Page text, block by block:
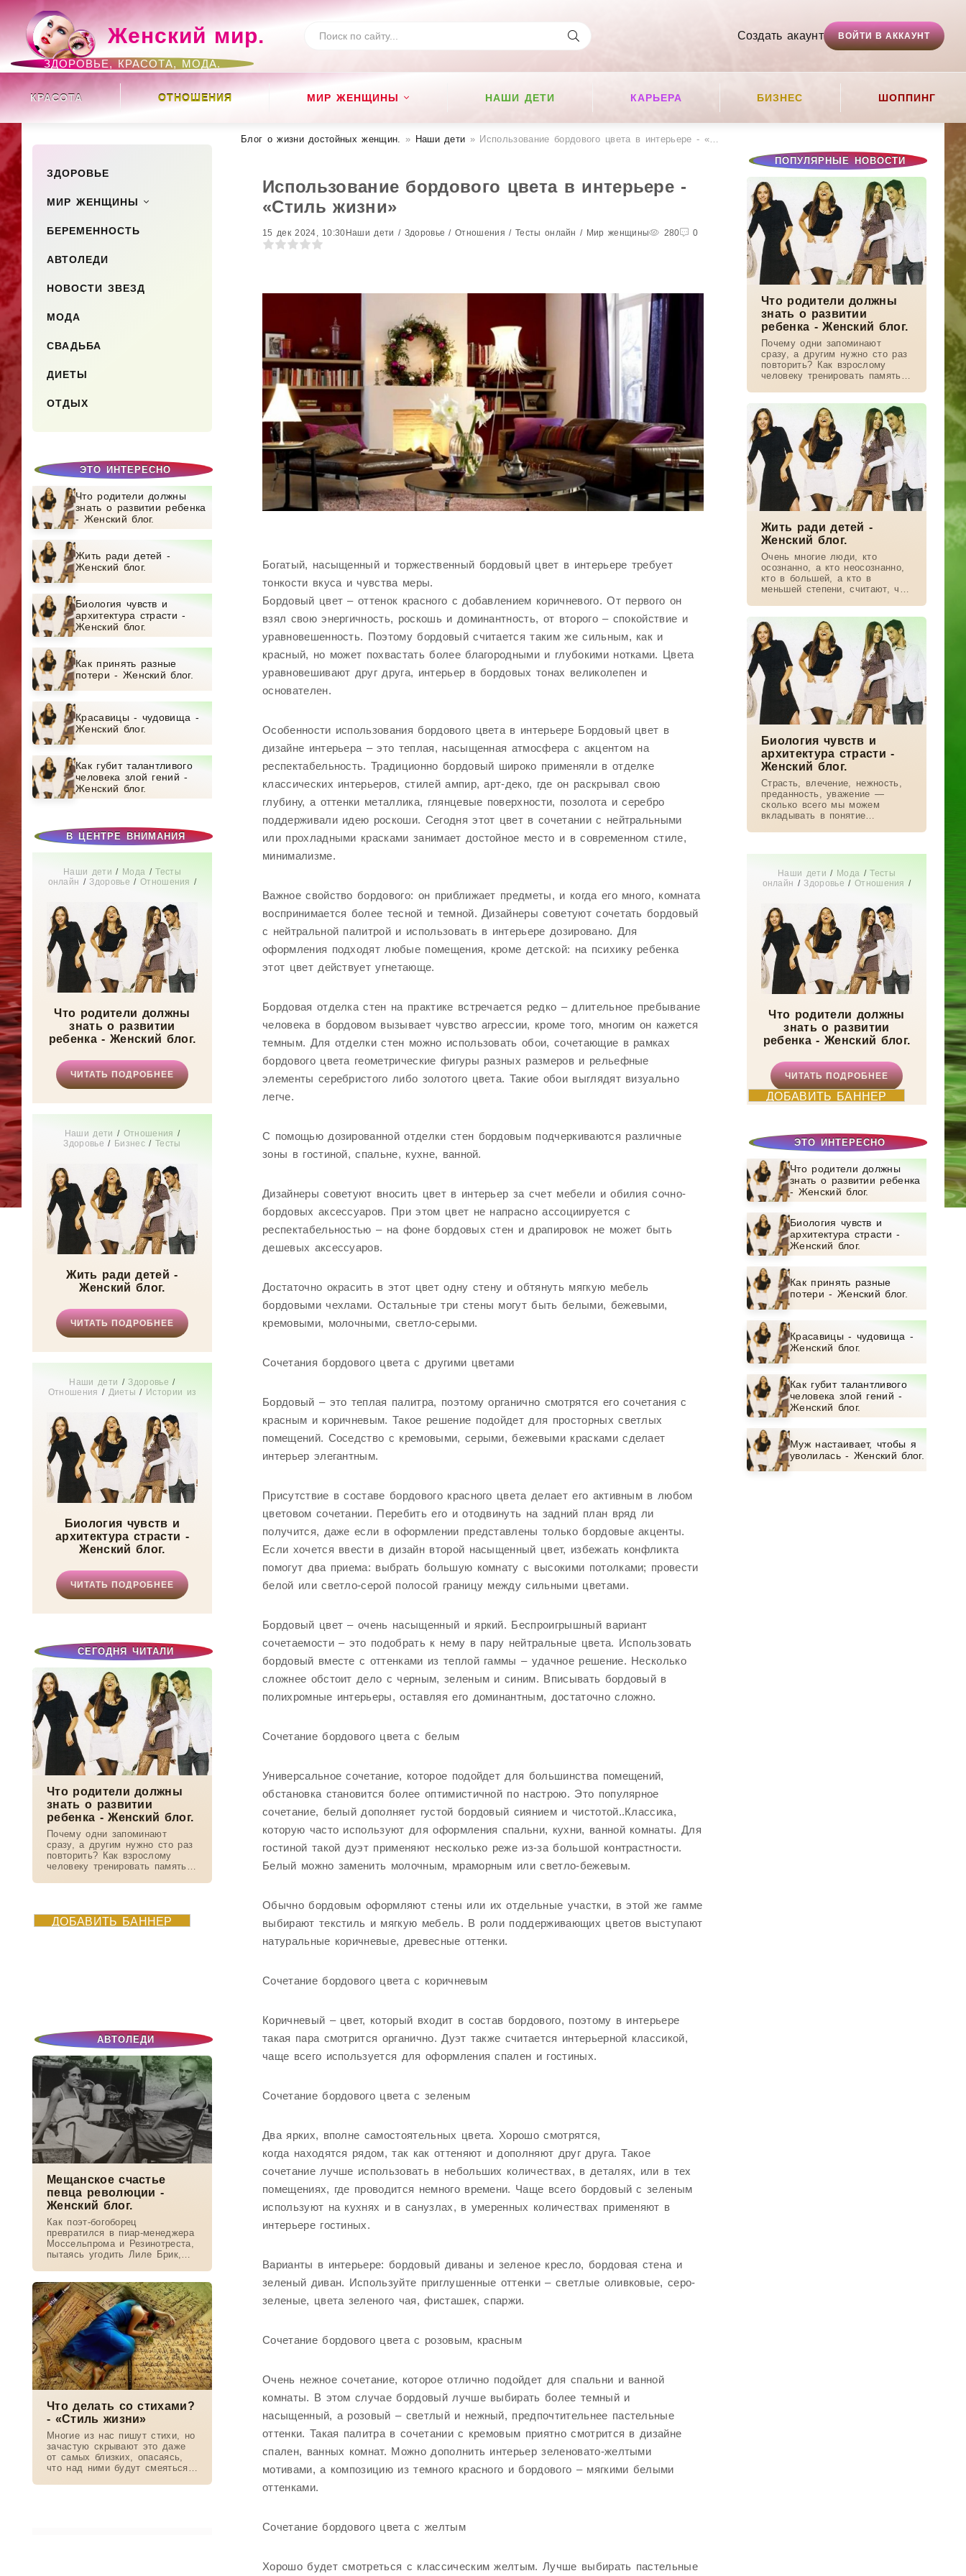
Женский мир.
ЗДОРОВЬЕ, КРАСОТА, МОДА.
Создать акаунт ВОЙТИ В АККАУНТ
КРАСОТА ОТНОШЕНИЯ МИР ЖЕНЩИНЫ НАШИ ДЕТИ КАРЬЕРА БИЗНЕС ШОППИНГ
ЗДОРОВЬЕ
МИР ЖЕНЩИНЫ
БЕРЕМЕННОСТЬ
АВТОЛЕДИ
НОВОСТИ ЗВЕЗД
МОДА
СВАДЬБА
ДИЕТЫ
ОТДЫХ
ЭТО ИНТЕРЕСНО
Что родители должны
знать о развитии ребенка
- Женский блог.
Жить ради детей -
Женский блог.
Биология чувств и
архитектура страсти -
Женский блог.
Как принять разные
потери - Женский блог.
Красавицы - чудовища -
Женский блог.
Как губит талантливого
человека злой гений -
Женский блог.
В ЦЕНТРЕ ВНИМАНИЯ
Наши дети / Мода /Тесты
онлайн /Здоровье / Отношения /
Мир женщины
Свадьба
/Беременность/
Увлечения
/Истории из жизни
Красота
Что родители должны
знать о развитии
ребенка - Женский блог.
ЧИТАТЬ ПОДРОБНЕЕ
Наши дети / Отношения /
Здоровье / Бизнес/ Тесты
Мир женщины
Жить ради детей -
Женский блог.
ЧИТАТЬ ПОДРОБНЕЕ
Наши дети /Здоровье /
Отношения / Диеты / Истории из
Биология чувств и
архитектура страсти -
Женский блог.
ЧИТАТЬ ПОДРОБНЕЕ
СЕГОДНЯ ЧИТАЛИ
Что родители должны
знать о развитии
ребенка - Женский блог.
Почему одни запоминают
сразу, а другим нужно сто раз
повторить? Как взрослому
человеку тренировать память?
ДОБАВИТЬ БАННЕР
АВТОЛЕДИ
Мещанское счастье
певца революции -
Женский блог.
Как поэт-богоборец
превратился в пиар-менеджера
Моссельпрома и Резинотреста,
пытаясь угодить Лиле Брик,
стал советским буржуа, а не
вторым
Что делать со стихами?
- «Стиль жизни»
Многие из нас пишут стихи, но
зачастую скрывают это даже
от самых близких, опасаясь,
что над ними будут смеяться
Блог о жизни достойных женщин​. » Наши дети » Использование бордового цвета в интерьере - «Стиль жизни»
Использование бордового цвета в интерьере -
«Стиль жизни»
15 дек 2024, 10:30 Наши дети / Здоровье / Отношения / Тесты онлайн / Мир женщины 280
0
Богатый, насыщенный и торжественный бордовый цвет в интерьере требует
тонкости вкуса и чувства меры.
Бордовый цвет – оттенок красного с добавлением коричневого. От первого он
взял свою энергичность, роскошь и доминантность, от второго – спокойствие и
уравновешенность. Поэтому бордовый считается таким же сильным, как и
красный, но может похвастать более благородными и глубокими нотками. Цвета
уравновешивают друг друга, интерьер в бордовых тонах великолепен и
основателен.
Особенности использования бордового цвета в интерьере Бордовый цвет в
дизайне интерьера – это теплая, насыщенная атмосфера с акцентом на
респектабельность. Традиционно бордовый широко применяли в отделке
классических интерьеров, стилей ампир, арт-деко, где он раскрывал свою
глубину, а оттенки металлика, глянцевые поверхности, позолота и серебро
поддерживали идею роскоши. Сегодня этот цвет в сочетании с нейтральными
или прохладными красками занимает достойное место и в современном стиле,
минимализме.
Важное свойство бордового: он приближает предметы, и когда его много, комната
воспринимается более тесной и темной. Дизайнеры советуют сочетать бордовый
с нейтральной палитрой и использовать в интерьере дозировано. Для
оформления подходят любые помещения, кроме детской: на психику ребенка
этот цвет действует угнетающе.
Бордовая отделка стен на практике встречается редко – длительное пребывание
человека в бордовом вызывает чувство агрессии, кроме того, многим он кажется
темным. Для отделки стен можно использовать обои, сочетающие в рамках
бордового цвета геометрические фигуры разных размеров и рельефные
элементы серебристого либо золотого цвета. Такие обои выглядят визуально
легче.
С помощью дозированной отделки стен бордовым подчеркиваются различные
зоны в гостиной, спальне, кухне, ванной.
Дизайнеры советуют вносить цвет в интерьер за счет мебели и обилия сочно-
бордовых аксессуаров. При этом цвет не напрасно ассоциируется с
респектабельностью – на фоне бордовых стен и драпировок не может быть
дешевых аксессуаров.
Достаточно окрасить в этот цвет одну стену и обтянуть мягкую мебель
бордовыми чехлами. Остальные три стены могут быть белыми, бежевыми,
кремовыми, молочными, светло-серыми.
Сочетания бордового цвета с другими цветами
Бордовый – это теплая палитра, поэтому органично смотрятся его сочетания с
красным и коричневым. Такое решение подойдет для просторных светлых
помещений. Соседство с кремовыми, серыми, бежевыми красками сделает
интерьер элегантным.
Присутствие в составе бордового красного цвета делает его активным в любом
цветовом сочетании. Перебить его и отодвинуть на задний план вряд ли
получится, даже если в оформлении представлены только бордовые акценты.
Если хочется ввести в дизайн второй насыщенный цвет, избежать конфликта
помогут два приема: выбрать большую комнату с высокими потолками; провести
белой или светло-серой полосой границу между сильными цветами.
Бордовый цвет – очень насыщенный и яркий. Беспроигрышный вариант
сочетаемости – это подобрать к нему в пару нейтральные цвета. Использовать
бордовый вместе с оттенками из теплой гаммы – удачное решение. Несколько
сложнее обстоит дело с черным, зеленым и синим. Вписывать бордовый в
полихромные интерьеры, оставляя его доминантным, достаточно сложно.
Сочетание бордового цвета с белым
Универсальное сочетание, которое подойдет для большинства помещений,
обстановка становится более оптимистичной по настрою. Это популярное
сочетание, белый дополняет густой бордовый сиянием и чистотой..Классика,
которую часто используют для оформления спальни, кухни, ванной комнаты. Для
гостиной такой дуэт применяют несколько реже из-за большой контрастности.
Белый можно заменить молочным, мраморным или светло-бежевым.
Обычно бордовым оформляют стены или их отдельные участки, в этой же гамме
выбирают текстиль и мягкую мебель. В роли поддерживающих цветов выступают
натуральные коричневые, древесные оттенки.
Сочетание бордового цвета с коричневым
Коричневый – цвет, который входит в состав бордового, поэтому в интерьере
такая пара смотрится органично. Дуэт также считается интерьерной классикой,
чаще всего используется для оформления спален и гостиных.
Сочетание бордового цвета с зеленым
Два ярких, вполне самостоятельных цвета. Хорошо смотрятся,
когда находятся рядом, так как оттеняют и дополняют друг друга. Такое
сочетание лучше использовать в небольших количествах, в деталях, или в тех
помещениях, где проводится немного времени. Чаще всего бордовый с зеленым
используют на кухнях и в санузлах, в умеренных количествах применяют в
интерьере гостиных.
Варианты в интерьере: бордовый диваны и зеленое кресло, бордовая стена и
зеленый диван. Используйте приглушенные оттенки – светлые оливковые, серо-
зеленые, цвета зеленого чая, фисташек, спаржи.
Сочетание бордового цвета с розовым, красным
Очень нежное сочетание, которое отлично подойдет для спальни и ванной
комнаты. В этом случае бордовый лучше выбирать более темный и
насыщенный, а розовый – светлый и нежный, предпочтительнее пастельные
оттенки. Такая палитра в сочетании с кремовым приятно смотрится в дизайне
спален, ванных комнат. Можно дополнить интерьер зеленовато-желтыми
мотивами, а композицию из темного красного и бордового – мягкими белыми
оттенками.
Сочетание бордового цвета с желтым
Хорошо будет смотреться с классическим желтым. Лучше выбирать пастельные
ПОПУЛЯРНЫЕ НОВОСТИ
Что родители должны
знать о развитии
ребенка - Женский блог.
Почему одни запоминают
сразу, а другим нужно сто раз
повторить? Как взрослому
человеку тренировать память?
способности зависят от
полушарий мозга?...
Жить ради детей -
Женский блог.
Очень многие люди, кто
осознанно, а кто неосознанно,
кто в большей, а кто в
меньшей степени, считают, что
задачей – “поставить детей на
ноги”,
Биология чувств и
архитектура страсти -
Женский блог.
Страсть, влечение, нежность,
преданность, уважение —
сколько всего мы можем
вкладывать в понятие
Наши дети / Мода /Тесты
онлайн /Здоровье / Отношения /
Мир женщины
Свадьба
/Беременность/
Увлечения
/Истории из жизни
Красота
Что родители должны
знать о развитии
ребенка - Женский блог.
ЧИТАТЬ ПОДРОБНЕЕ
ДОБАВИТЬ БАННЕР
ЭТО ИНТЕРЕСНО
Что родители должны
знать о развитии ребенка
- Женский блог.
Биология чувств и
архитектура страсти -
Женский блог.
Как принять разные
потери - Женский блог.
Красавицы - чудовища -
Женский блог.
Как губит талантливого
человека злой гений -
Женский блог.
Муж настаивает, чтобы я
уволилась - Женский блог.